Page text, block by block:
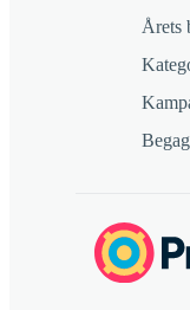
Årets